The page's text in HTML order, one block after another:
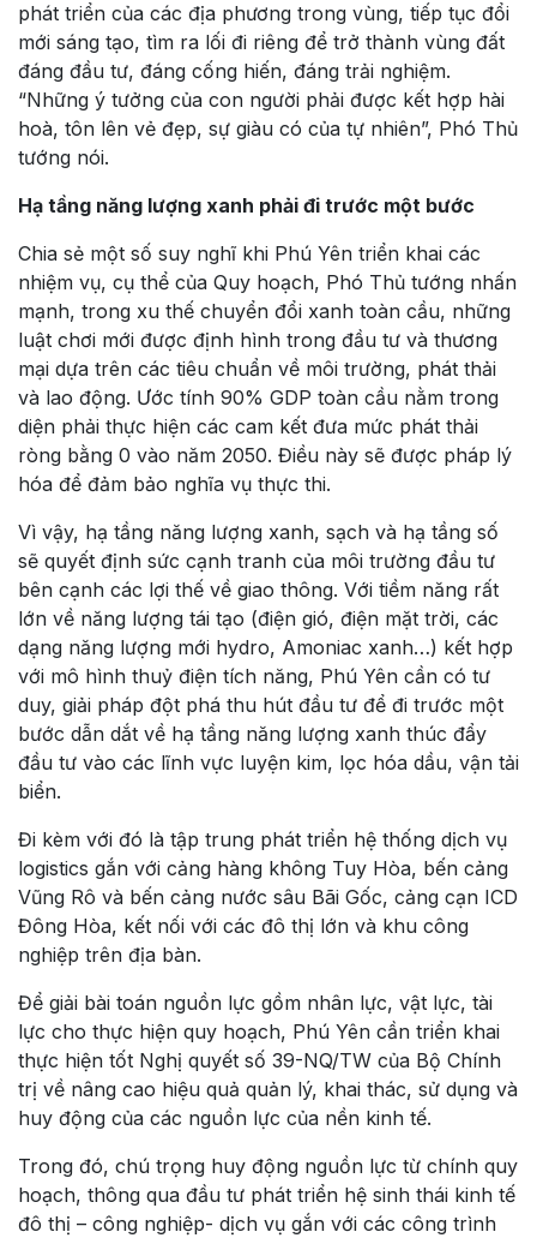
phát triển của các địa phương trong vùng, tiếp tục đổi
mới sáng tạo, tìm ra lối đi riêng để trở thành vùng đất
đáng đầu tư, đáng cống hiến, đáng trải nghiệm.
“Những ý tưởng của con người phải được kết hợp hài
hoà, tôn lên vẻ đẹp, sự giàu có của tự nhiên”, Phó Thủ
tướng nói.
Hạ tầng năng lượng xanh phải đi trước một bước
Chia sẻ một số suy nghĩ khi Phú Yên triển khai các
nhiệm vụ, cụ thể của Quy hoạch, Phó Thủ tướng nhấn
mạnh, trong xu thế chuyển đổi xanh toàn cầu, những
luật chơi mới được định hình trong đầu tư và thương
mại dựa trên các tiêu chuẩn về môi trường, phát thải
và lao động. Ước tính 90% GDP toàn cầu nằm trong
diện phải thực hiện các cam kết đưa mức phát thải
ròng bằng 0 vào năm 2050. Điều này sẽ được pháp lý
hóa để đảm bảo nghĩa vụ thực thi.
Vì vậy, hạ tầng năng lượng xanh, sạch và hạ tầng số
sẽ quyết định sức cạnh tranh của môi trường đầu tư
bên cạnh các lợi thế về giao thông. Với tiềm năng rất
lớn về năng lượng tái tạo (điện gió, điện mặt trời, các
dạng năng lượng mới hydro, Amoniac xanh…) kết hợp
với mô hình thuỷ điện tích năng, Phú Yên cần có tư
duy, giải pháp đột phá thu hút đầu tư để đi trước một
bước dẫn dắt về hạ tầng năng lượng xanh thúc đẩy
đầu tư vào các lĩnh vực luyện kim, lọc hóa dầu, vận tải
biển.
Đi kèm với đó là tập trung phát triển hệ thống dịch vụ
logistics gắn với cảng hàng không Tuy Hòa, bến cảng
Vũng Rô và bến cảng nước sâu Bãi Gốc, cảng cạn ICD
Đông Hòa, kết nối với các đô thị lớn và khu công
nghiệp trên địa bàn.
Để giải bài toán nguồn lực gồm nhân lực, vật lực, tài
lực cho thực hiện quy hoạch, Phú Yên cần triển khai
thực hiện tốt Nghị quyết số 39-NQ/TW của Bộ Chính
trị về nâng cao hiệu quả quản lý, khai thác, sử dụng và
huy động của các nguồn lực của nền kinh tế.
Trong đó, chú trọng huy động nguồn lực từ chính quy
hoạch, thông qua đầu tư phát triển hệ sinh thái kinh tế
đô thị – công nghiệp- dịch vụ gắn với các công trình